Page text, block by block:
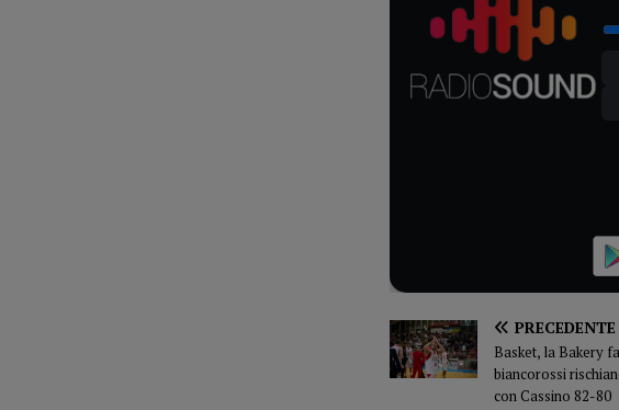
PRECEDENTE
Basket, la Bakery
biancorossi
con Cassino 82-80